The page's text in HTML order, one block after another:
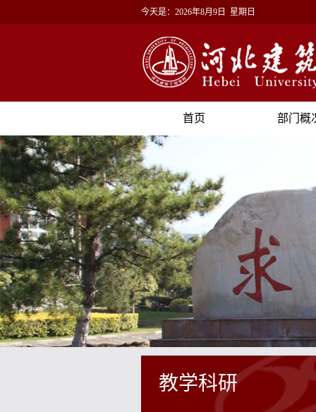
今天是： 2026年8月9日 星期日
首页 部门概
教学科研